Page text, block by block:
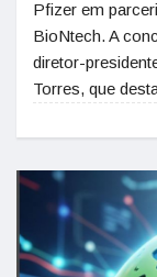
Pfizer em
BioNtech. A
diretor-
Torres, que